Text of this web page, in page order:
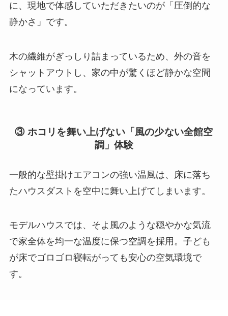
に、現地で体感していただきたいのが「圧倒的な
静かさ」です。
木の繊維がぎっしり詰まっているため、外の音を
シャットアウトし、家の中が驚くほど静かな空間
になっています。
③ ホコリを舞い上げない「風の少ない全館空
調」体験
一般的な壁掛けエアコンの強い温風は、床に落ち
たハウスダストを空中に舞い上げてしまいます。
モデルハウスでは、そよ風のような穏やかな気流
で家全体を均一な温度に保つ空調を採用。子ども
が床でゴロゴロ寝転がっても安心の空気環境で
す。